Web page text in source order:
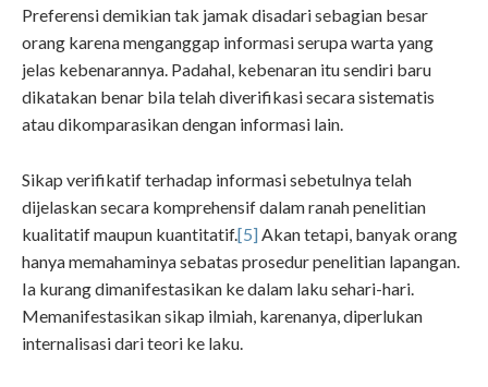
Preferensi demikian tak jamak disadari sebagian besar
orang karena menganggap informasi serupa warta yang
jelas kebenarannya. Padahal, kebenaran itu sendiri baru
dikatakan benar bila telah diverifikasi secara sistematis
atau dikomparasikan dengan informasi lain.
Sikap verifikatif terhadap informasi sebetulnya telah
dijelaskan secara komprehensif dalam ranah penelitian
kualitatif maupun kuantitatif.[5]Akan tetapi, banyak orang
hanya memahaminya sebatas prosedur penelitian lapangan.
Ia kurang dimanifestasikan ke dalam laku sehari-hari.
Memanifestasikan sikap ilmiah, karenanya, diperlukan
internalisasi dari teori ke laku.